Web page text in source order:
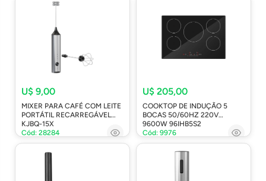
U$ 9,00
MIXER PARA CAFÉ COM LEITE
PORTÁTIL RECARREGÁVEL
KJBQ-15X
Cód: 28284
U$ 205,00
COOKTOP DE INDUÇÃO 5
BOCAS 50/60HZ 220V
9600W 96IHB5S2
Cód: 9976